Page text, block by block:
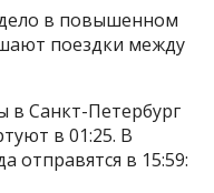
в повышенном
поездки между
в Санкт-Петербург
в 01:25. В
отправятся в 15:59: